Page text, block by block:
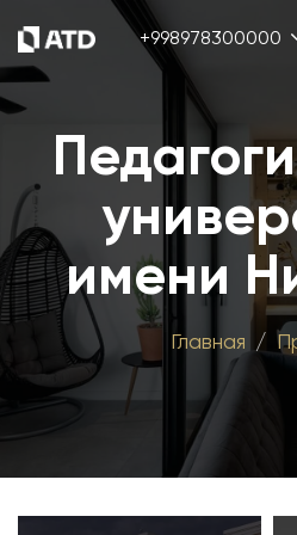
+998978300000
имени
Главная